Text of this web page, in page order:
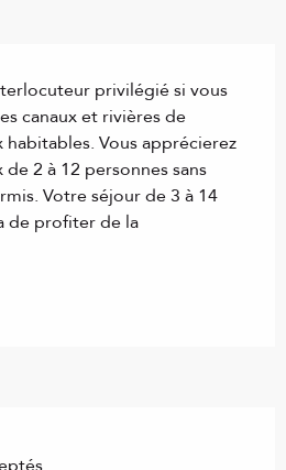
privilégié si vous
canaux et rivières de
Vous apprécierez
2 à 12 personnes sans
Votre séjour de 3 à 14
de profiter de la